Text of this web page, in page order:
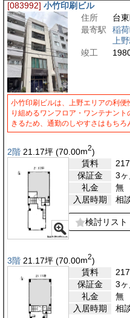
[083992] 小竹印刷ビル
住所
台
最寄駅
稲
上
竣工
小竹印刷ビルは、上野エリアの利
り組めるワンフロア・ワンテナン
きるため、通勤のしやすさはもちろ
2階 21.17坪 (70.00m2)
賃料
保証金
3ヶ
礼金
無
入居時期
相
検討リスト
3階 21.17坪 (70.00m2)
賃料
保証金
3ヶ
礼金
無
入居時期
相